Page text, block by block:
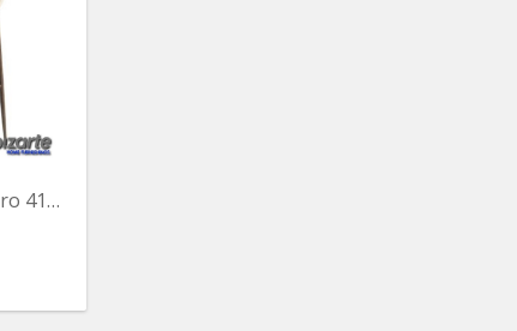
Taburete Beige Claro 41x24x21alt Pulg.